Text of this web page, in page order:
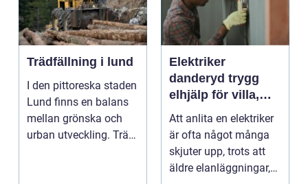
Trädfällning i lund
I den pittoreska staden
Lund finns en balans
mellan grönska och
urban utveckling. Träd
Elektriker
danderyd trygg
elhjälp för villa,
lägenhet och
företag
Att anlita en elektriker
är ofta något många
skjuter upp, trots att
äldre elanläggningar,